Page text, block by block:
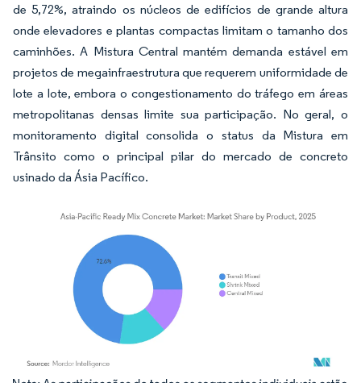
de 5,72%, atraindo os núcleos de edifícios de grande altura
onde elevadores e plantas compactas limitam o tamanho dos
caminhões. A Mistura Central mantém demanda estável em
projetos de megainfraestrutura que requerem uniformidade de
lote a lote, embora o congestionamento do tráfego em áreas
metropolitanas densas limite sua participação. No geral, o
monitoramento digital consolida o status da Mistura em
Trânsito como o principal pilar do mercado de concreto
usinado da Ásia Pacífico.